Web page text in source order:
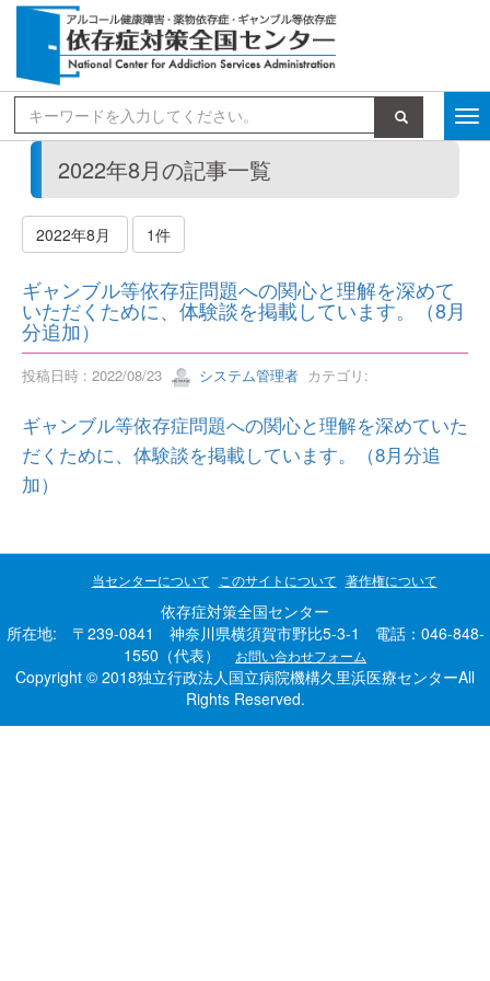
検索
2022年8月の記事一覧
2022年8月 1件
ギャンブル等依存症問題への関心と理解を深めて
いただくために、体験談を掲載しています。（8月
分追加）
投稿日時 : 2022/08/23 システム管理者 カテゴリ:
ギャンブル等依存症問題への関心と理解を深めていた
だくために、体験談を掲載しています。（8月分追
加）
当センターについて このサイトについて 著作権について
依存症対策全国センター
所在地: 〒239-0841 神奈川県横須賀市野比5-3-1 電話：046-848-
1550（代表）
お問い合わせフォーム
Copyright © 2018独立行政法人国立病院機構久里浜医療センターAll
Rights Reserved.